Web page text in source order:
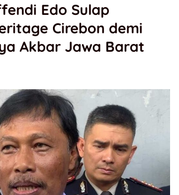
Edo Sulap
Cirebon demi
Akbar Jawa Barat